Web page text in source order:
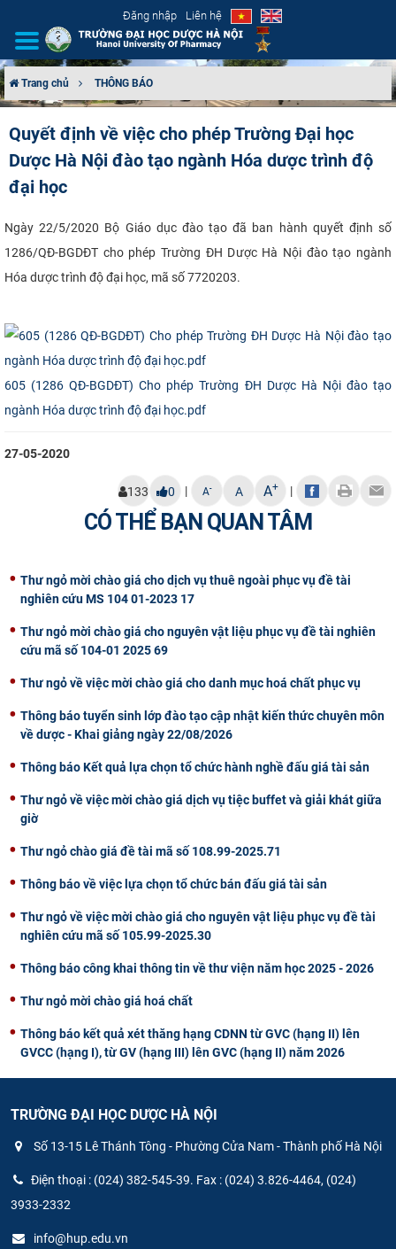
Đăng nhập Liên hệ
CƠ CẤU TỔ CHỨC
TUYỂN SINH
ĐÀO TẠO
ĐẢM BẢO CHẤT LƯỢNG
KHOA HỌC CÔNG NGHỆ
HTQT
CỰU NGƯỜI HỌC
Trang chủ THÔNG BÁO
Quyết định về việc cho phép Trường Đại học
Dược Hà Nội đào tạo ngành Hóa dược trình độ
đại học
​Ngày 22/5/2020 Bộ Giáo dục đào tạo đã ban hành quyết định số
1286/QĐ-BGDĐT cho phép Trường ĐH Dược Hà Nội đào tạo ngành
Hóa dược trình độ đại học, mã số 7720203.
605 (1286 QĐ-BGDĐT) Cho phép Trường ĐH Dược Hà Nội đào tạo
ngành Hóa dược trình độ đại học.pdf
27-05-2020
133 0 | A- A A+ |
CÓ THỂ BẠN QUAN TÂM
Thư ngỏ mời chào giá cho dịch vụ thuê ngoài phục vụ đề tài
nghiên cứu MS 104 01-2023 17
Thư ngỏ mời chào giá cho nguyên vật liệu phục vụ đề tài nghiên
cứu mã số 104-01 2025 69
Thư ngỏ về việc mời chào giá cho danh mục hoá chất phục vụ
Thông báo tuyển sinh lớp đào tạo cập nhật kiến thức chuyên môn
về dược - Khai giảng ngày 22/08/2026
Thông báo Kết quả lựa chọn tổ chức hành nghề đấu giá tài sản
Thư ngỏ về việc mời chào giá dịch vụ tiệc buffet và giải khát giữa
giờ
Thư ngỏ chào giá đề tài mã số 108.99-2025.71
Thông báo về việc lựa chọn tổ chức bán đấu giá tài sản
Thư ngỏ về việc mời chào giá cho nguyên vật liệu phục vụ đề tài
nghiên cứu mã số 105.99-2025.30
Thông báo công khai thông tin về thư viện năm học 2025 - 2026
Thư ngỏ mời chào giá hoá chất
Thông báo kết quả xét thăng hạng CDNN từ GVC (hạng II) lên
GVCC (hạng I), từ GV (hạng III) lên GVC (hạng II) năm 2026
TRƯỜNG ĐẠI HỌC DƯỢC HÀ NỘI
Số 13-15 Lê Thánh Tông - Phường Cửa Nam - Thành phố Hà Nội
Điện thoại : (024) 382-545-39. Fax : (024) 3.826-4464, (024)
3933-2332
info@hup.edu.vn